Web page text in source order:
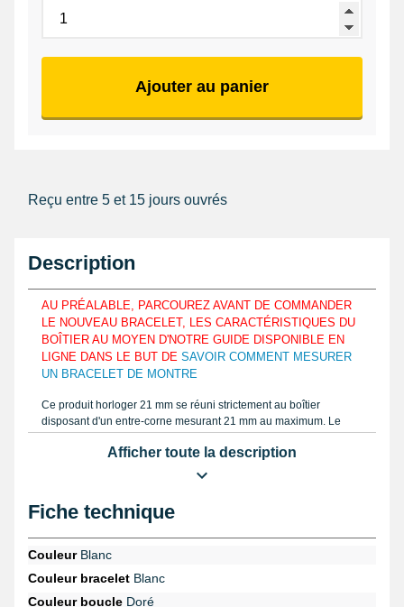
Ajouter au panier
Reçu entre 5 et 15 jours ouvrés
Description
AU PRÉALABLE, PARCOUREZ AVANT DE COMMANDER
LE NOUVEAU BRACELET, LES CARACTÉRISTIQUES DU
BOÎTIER AU MOYEN D'NOTRE GUIDE DISPONIBLE EN
LIGNE DANS LE BUT DE SAVOIR COMMENT MESURER
UN BRACELET DE MONTRE
Ce produit horloger 21 mm se réuni strictement au boîtier
disposant d'un entre-corne mesurant 21 mm au maximum. Le
pour coller aux formes de votre poignet. Mesurez la taille grâce à
et trouvez la dimension d'un bracelet à
élaboré au moyen de cuir véritable.
Achetez le
bracelet pour montre usagé. La page
comporte sur différentes garde-temps, ce type de bracelet.
Afficher toute la description
Fiche technique
CouleurBlanc
Couleur bracelet Blanc
Couleur boucle Doré